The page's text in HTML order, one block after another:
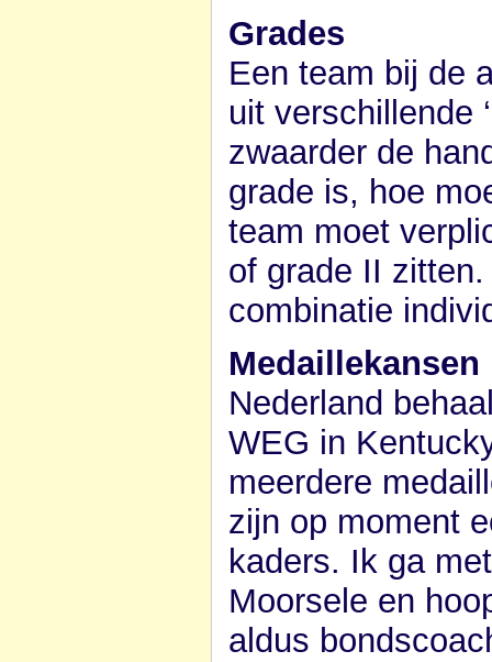
Grades
Een team bij de
uit verschillende
zwaarder de
grade is, hoe
team moet
of grade II
combinatie
Medaillekansen
Nederland
WEG in
meerdere
zijn op moment
kaders. Ik ga
Moorsele en
aldus